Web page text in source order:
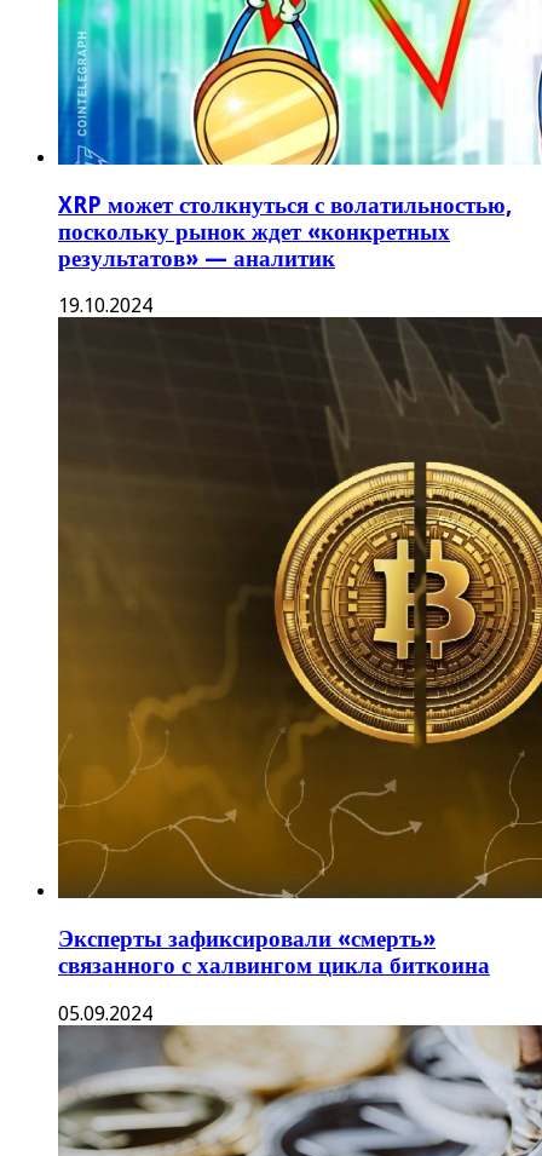
XRP может столкнуться с волатильностью,
поскольку рынок ждет «конкретных
результатов» — аналитик
19.10.2024
Эксперты зафиксировали «смерть»
связанного с халвингом цикла биткоина
05.09.2024